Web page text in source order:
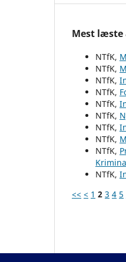
Mest læste
NTfK,
NTfK,
NTfK,
NTfK,
NTfK,
NTfK,
NTfK,
NTfK,
NTfK,
NTfK,
<< < 1 2 3 4 5